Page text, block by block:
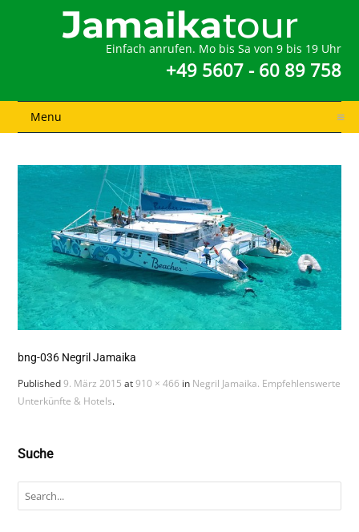
Einfach anrufen. Mo bis Sa von 9 bis 19 Uhr
+49 5607 - 60 89 758
Menu
bng-036 Negril Jamaika
Published9. März 2015 at910 × 466 in Negril Jamaika. Empfehlenswerte
Unterkünfte & Hotels.
Suche